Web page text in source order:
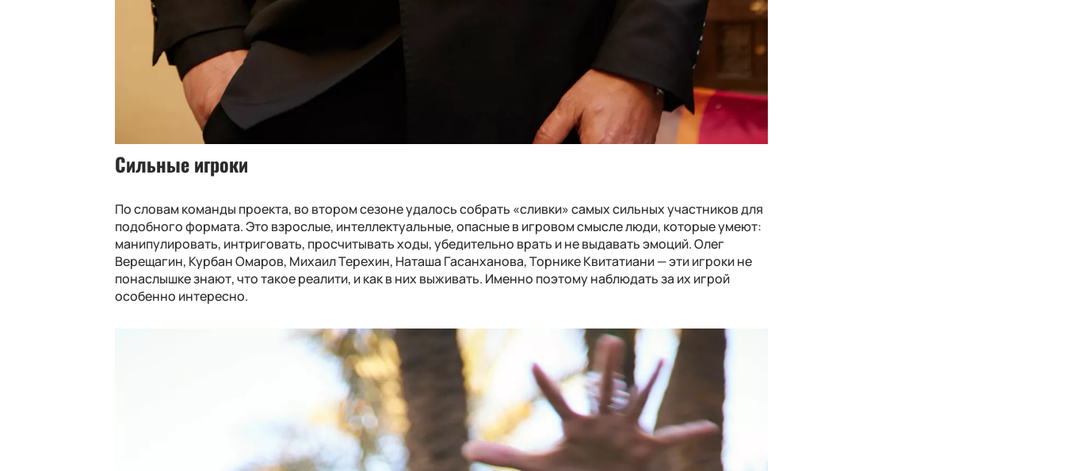
Сильные игроки
По словам команды проекта, во втором сезоне удалось собрать «сливки» самых сильных участников для
подобного формата. Это взрослые, интеллектуальные, опасные в игровом смысле люди, которые умеют:
манипулировать, интриговать, просчитывать ходы, убедительно врать и не выдавать эмоций. Олег
Верещагин, Курбан Омаров, Михаил Терехин, Наташа Гасанханова, Торнике Квитатиани — эти игроки не
понаслышке знают, что такое реалити, и как в них выживать. Именно поэтому наблюдать за их игрой
особенно интересно.